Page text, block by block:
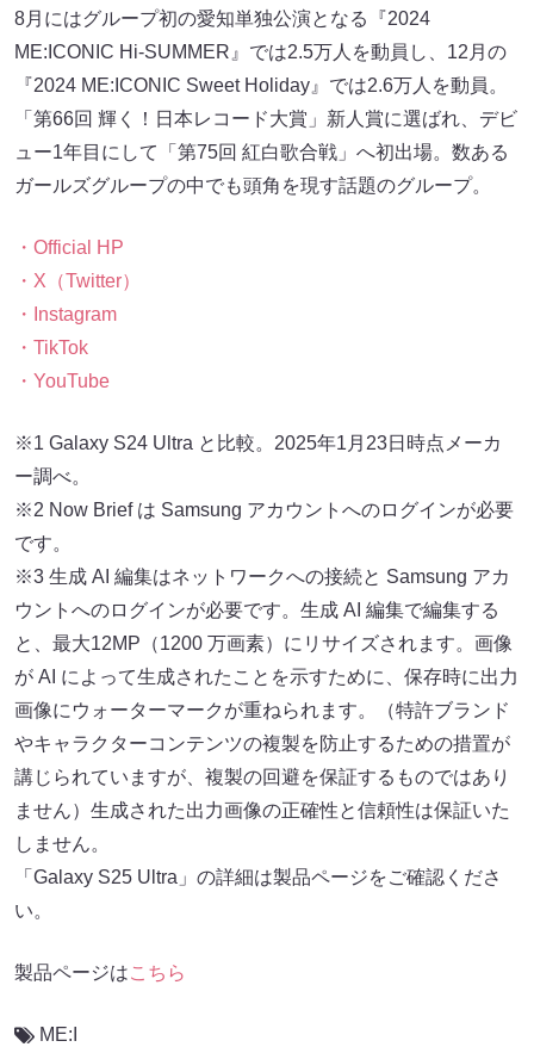
8月にはグループ初の愛知単独公演となる『2024
ME:ICONIC Hi-SUMMER』では2.5万人を動員し、12月の
『2024 ME:ICONIC Sweet Holiday』では2.6万人を動員。
「第66回 輝く！日本レコード大賞」新人賞に選ばれ、デビ
ュー1年目にして「第75回 紅白歌合戦」へ初出場。数ある
ガールズグループの中でも頭角を現す話題のグループ。
・Official HP
・X（Twitter）
・Instagram
・TikTok
・YouTube
※1 Galaxy S24 Ultra と比較。2025年1月23日時点メーカ
ー調べ。
※2 Now Brief は Samsung アカウントへのログインが必要
です。
※3 生成 AI 編集はネットワークへの接続と Samsung アカ
ウントへのログインが必要です。生成 AI 編集で編集する
と、最大12MP（1200 万画素）にリサイズされます。画像
が AI によって生成されたことを示すために、保存時に出力
画像にウォーターマークが重ねられます。（特許ブランド
やキャラクターコンテンツの複製を防止するための措置が
講じられていますが、複製の回避を保証するものではあり
ません）生成された出力画像の正確性と信頼性は保証いた
しません。
「Galaxy S25 Ultra」の詳細は製品ページをご確認くださ
い。
製品ページはこちら
ME:I